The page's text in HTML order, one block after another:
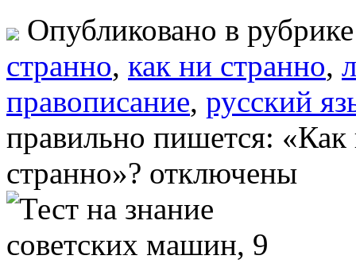
Опубликовано в
странно, как ни странно,
правописание, русский
правильно пишется:
странно»? отключены